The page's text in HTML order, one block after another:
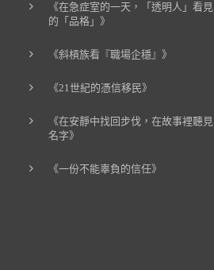
《在急症室的一天，「透明人」看見
的「品格」》
《斜槓族看『職場企穩』》
《21世紀的憑信移民》
《在安靜中找回步伐，在故事裡聽見
名字》
《一份不能辜負的信任》